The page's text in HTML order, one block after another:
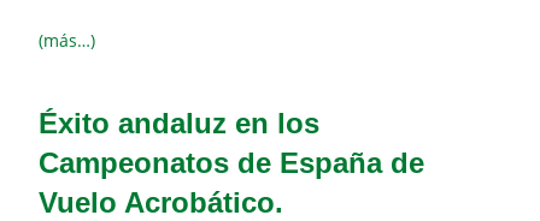
(más…)
Éxito andaluz en los
Campeonatos de España de
Vuelo Acrobático.